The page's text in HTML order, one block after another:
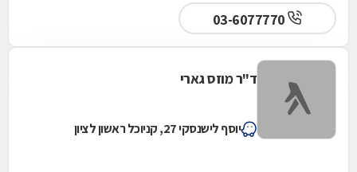
03-6077770
ד"ר מוזס גארי
יוסף לישנסקי 27, קניוכל ראשון לציון